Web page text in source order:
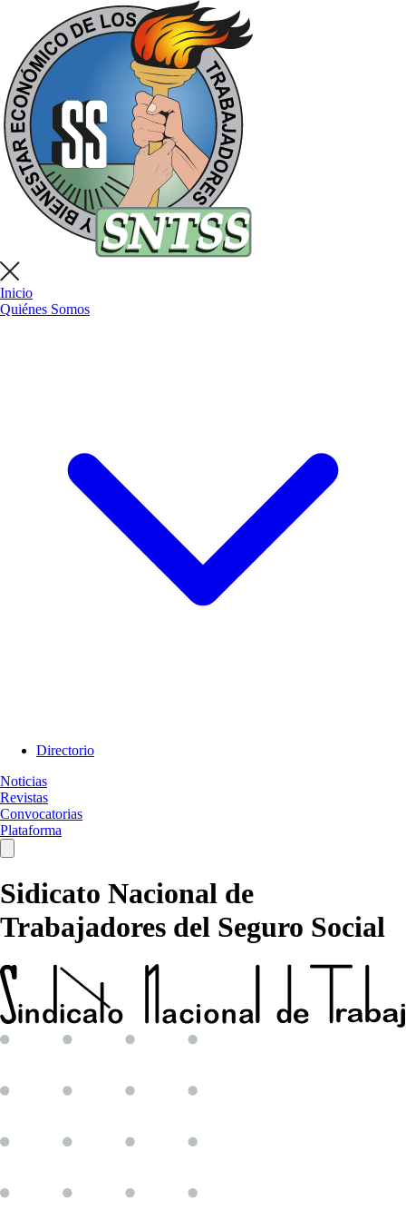
Inicio
Quiénes Somos
Directorio
Noticias
Revistas
Convocatorias
Plataforma
Sidicato Nacional de
Trabajadores del Seguro Social